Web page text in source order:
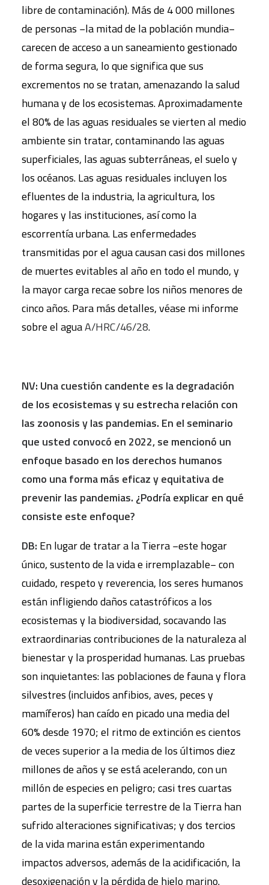
libre de contaminación). Más de 4 000 millones
de personas −la mitad de la población mundia−
carecen de acceso a un saneamiento gestionado
de forma segura, lo que significa que sus
excrementos no se tratan, amenazando la salud
humana y de los ecosistemas. Aproximadamente
el 80% de las aguas residuales se vierten al medio
ambiente sin tratar, contaminando las aguas
superficiales, las aguas subterráneas, el suelo y
los océanos. Las aguas residuales incluyen los
efluentes de la industria, la agricultura, los
hogares y las instituciones, así como la
escorrentía urbana. Las enfermedades
transmitidas por el agua causan casi dos millones
de muertes evitables al año en todo el mundo, y
la mayor carga recae sobre los niños menores de
cinco años. Para más detalles, véase mi informe
sobre el aguaA/HRC/46/28.
NV: Una cuestión candente es la degradación
de los ecosistemas y su estrecha relación con
las zoonosis y las pandemias. En el seminario
que usted convocó en 2022, se mencionó un
enfoque basado en los derechos humanos
como una forma más eficaz y equitativa de
prevenir las pandemias. ¿Podría explicar en qué
consiste este enfoque?
DB: En lugar de tratar a la Tierra −este hogar
único, sustento de la vida e irremplazable− con
cuidado, respeto y reverencia, los seres humanos
están infligiendo daños catastróficos a los
ecosistemas y la biodiversidad, socavando las
extraordinarias contribuciones de la naturaleza al
bienestar y la prosperidad humanas. Las pruebas
son inquietantes: las poblaciones de fauna y flora
silvestres (incluidos anfibios, aves, peces y
mamíferos) han caído en picado una media del
60% desde 1970; el ritmo de extinción es cientos
de veces superior a la media de los últimos diez
millones de años y se está acelerando, con un
millón de especies en peligro; casi tres cuartas
partes de la superficie terrestre de la Tierra han
sufrido alteraciones significativas; y dos tercios
de la vida marina están experimentando
impactos adversos, además de la acidificación, la
desoxigenación y la pérdida de hielo marino.